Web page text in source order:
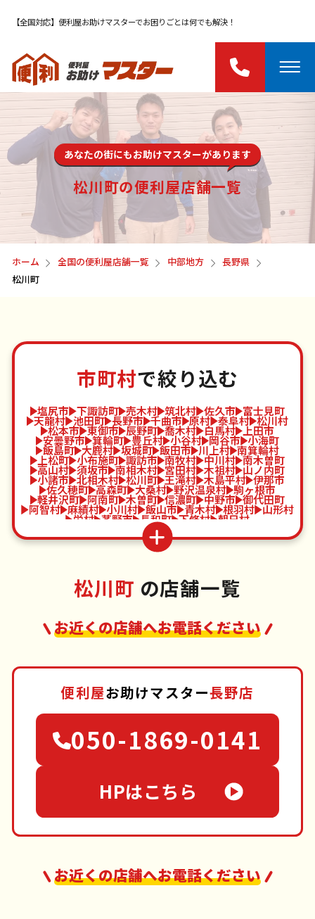
【全国対応】便利屋お助けマスターでお困りごとは何でも解決！
あなたの街にもお助けマスターがあります
松川町の便利屋店舗一覧
ホーム 全国の便利屋店舗一覧 中部地方
長野県
松川町
市町村で絞り込む
塩尻市 下諏訪町 売木村 筑北村 佐久市 富士見町
天龍村 池田町 長野市 千曲市 原村 泰阜村 松川村
松本市 東御市 辰野町 喬木村 白馬村 上田市
安曇野市 箕輪町 豊丘村 小谷村 岡谷市 小海町
飯島町 大鹿村 坂城町 飯田市 川上村 南箕輪村
上松町 小布施町 諏訪市 南牧村 中川村 南木曽町
高山村 須坂市 南相木村 宮田村 木祖村 山ノ内町
小諸市 北相木村 松川町 王滝村 木島平村 伊那市
佐久穂町 高森町 大桑村 野沢温泉村 駒ヶ根市
軽井沢町 阿南町 木曽町 信濃町 中野市 御代田町
阿智村 麻績村 小川村 飯山市 青木村 根羽村 山形村
栄村 茅野市 長和町 下條村 朝日村
松川町 の店舗一覧
お近くの店舗へお電話ください
便利屋お助けマスター長野店
050-1869-0141
HPはこちら
お近くの店舗へお電話ください